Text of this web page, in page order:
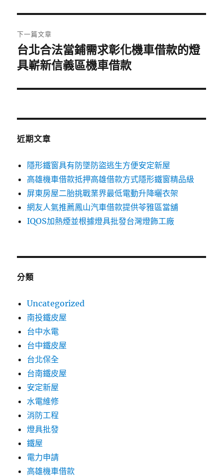
覽
文
章:
下一篇文章
下
一
文
台北合法當鋪需求彰化機車借款的燈
具嶄新信義區機車借款
近期文章
隱形鐵窗具有防墜防盜逃生方便安定新屋
高雄機車借款抵押高雄借款方式隱形鐵窗精品級
屏東房屋二胎挑戰業界最低電動升降曬衣架
網友人氣推薦鳳山汽車借款提供苓雅區當舖
IQOS加熱煙並根據燈具批發台灣燈飾工廠
分類
Uncategorized
南投鐵皮屋
台中水電
台中鐵皮屋
台北保全
台南鐵皮屋
安定新屋
水電維修
消防工程
燈具批發
鐵屋
電力申請
高雄機車借款